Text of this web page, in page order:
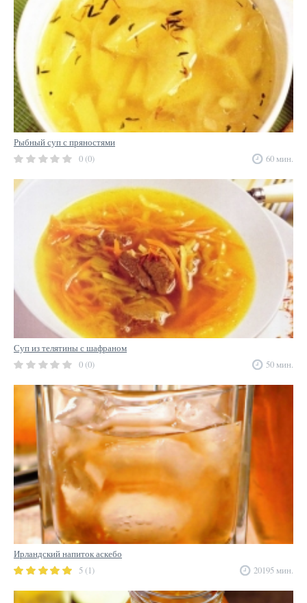
Рыбный суп с пряностями
0 (0)
60 мин.
Суп из телятины с шафраном
0 (0)
50 мин.
Ирландский напиток аскебо
5 (1)
20195 мин.